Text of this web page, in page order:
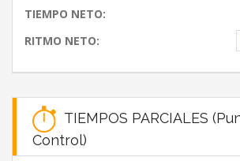
TIEMPO NETO:
RITMO NETO:
TIEMPOS PARCIALES
Control)